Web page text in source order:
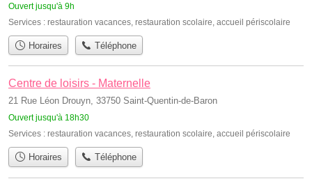
Ouvert jusqu'à 9h
Services : restauration vacances restauration scolaire accueil périscolaire
Horaires Téléphone
Centre de loisirs - Maternelle
21 Rue Léon Drouyn, 33750 Saint-Quentin-de-Baron
Ouvert jusqu'à 18h30
Services : restauration vacances, restauration scolaire, accueil périscolaire
Horaires Téléphone